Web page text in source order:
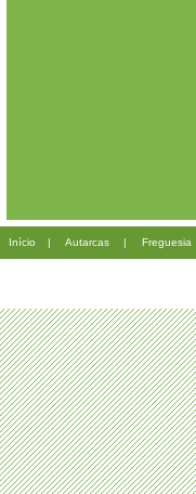
Início | Autarcas | Freguesia